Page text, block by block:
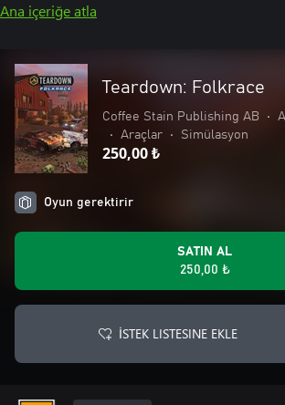
Ana içeriğe atla
Teardown: Folkrace
Coffee Stain Publishing AB •
•
Araçlar • Simülasyon
250,00 ₺
Oyun gerektirir
SATIN AL
250,00 ₺
İSTEK LISTESINE EKLE